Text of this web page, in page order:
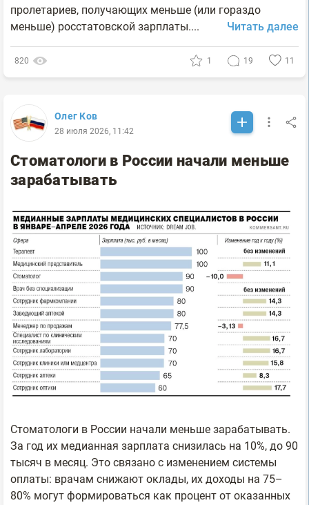
пpoлeтapиeв, пoлyчaющиx мeньшe (или гopaздo
мeньшe) poccтaтoвcкoй зapплaты....
Читать далее
820 1 19 11
Олег Ков
28 июля 2026, 11:42
Стоматологи в России начали меньше
зарабатывать
Стоматологи в России начали меньше зарабатывать.
За год их медианная зарплата снизилась на 10%, до 90
тысяч в месяц. Это связано с изменением системы
оплаты: врачам снижают оклады, их доходы на 75–
80% могут формироваться как процент от оказанных